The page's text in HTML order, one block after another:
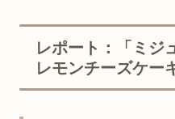
レポート：「ミジ
レモンチーズケー